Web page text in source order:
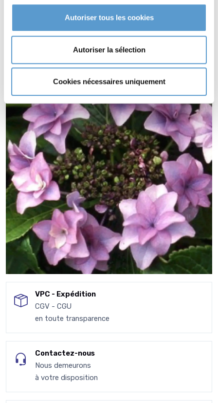
Autoriser tous les cookies
Autoriser la sélection
Cookies nécessaires uniquement
macrophylla 'Etoile Violette'
HYDRANGEA macrophylla 'Etoile Violette' supporte le climat
HYDRANGEA macrophylla 'Etoile Violette' supporte le vent.
VPC - Expédition
CGV - CGU
en toute transparence
Contactez-nous
Nous demeurons
à votre disposition